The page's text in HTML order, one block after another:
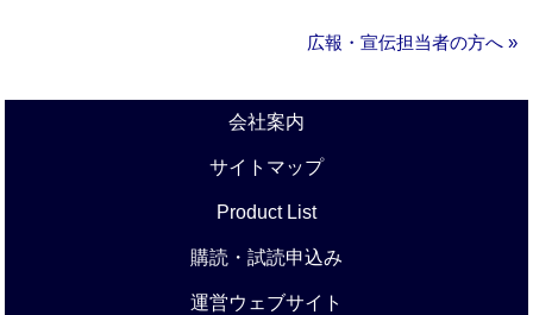
広報・宣伝担当者の方へ »
会社案内
サイトマップ
Product List
購読・試読申込み
運営ウェブサイト